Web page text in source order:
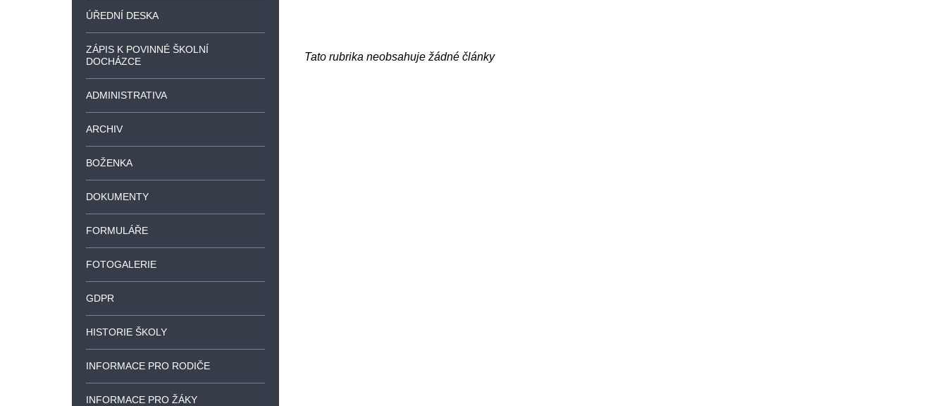
ÚŘEDNÍ DESKA
ZÁPIS K POVINNÉ ŠKOLNÍ
DOCHÁZCE
ADMINISTRATIVA
ARCHIV
BOŽENKA
DOKUMENTY
FORMULÁŘE
FOTOGALERIE
GDPR
HISTORIE ŠKOLY
INFORMACE PRO RODIČE
INFORMACE PRO ŽÁKY
Tato rubrika neobsahuje žádné články